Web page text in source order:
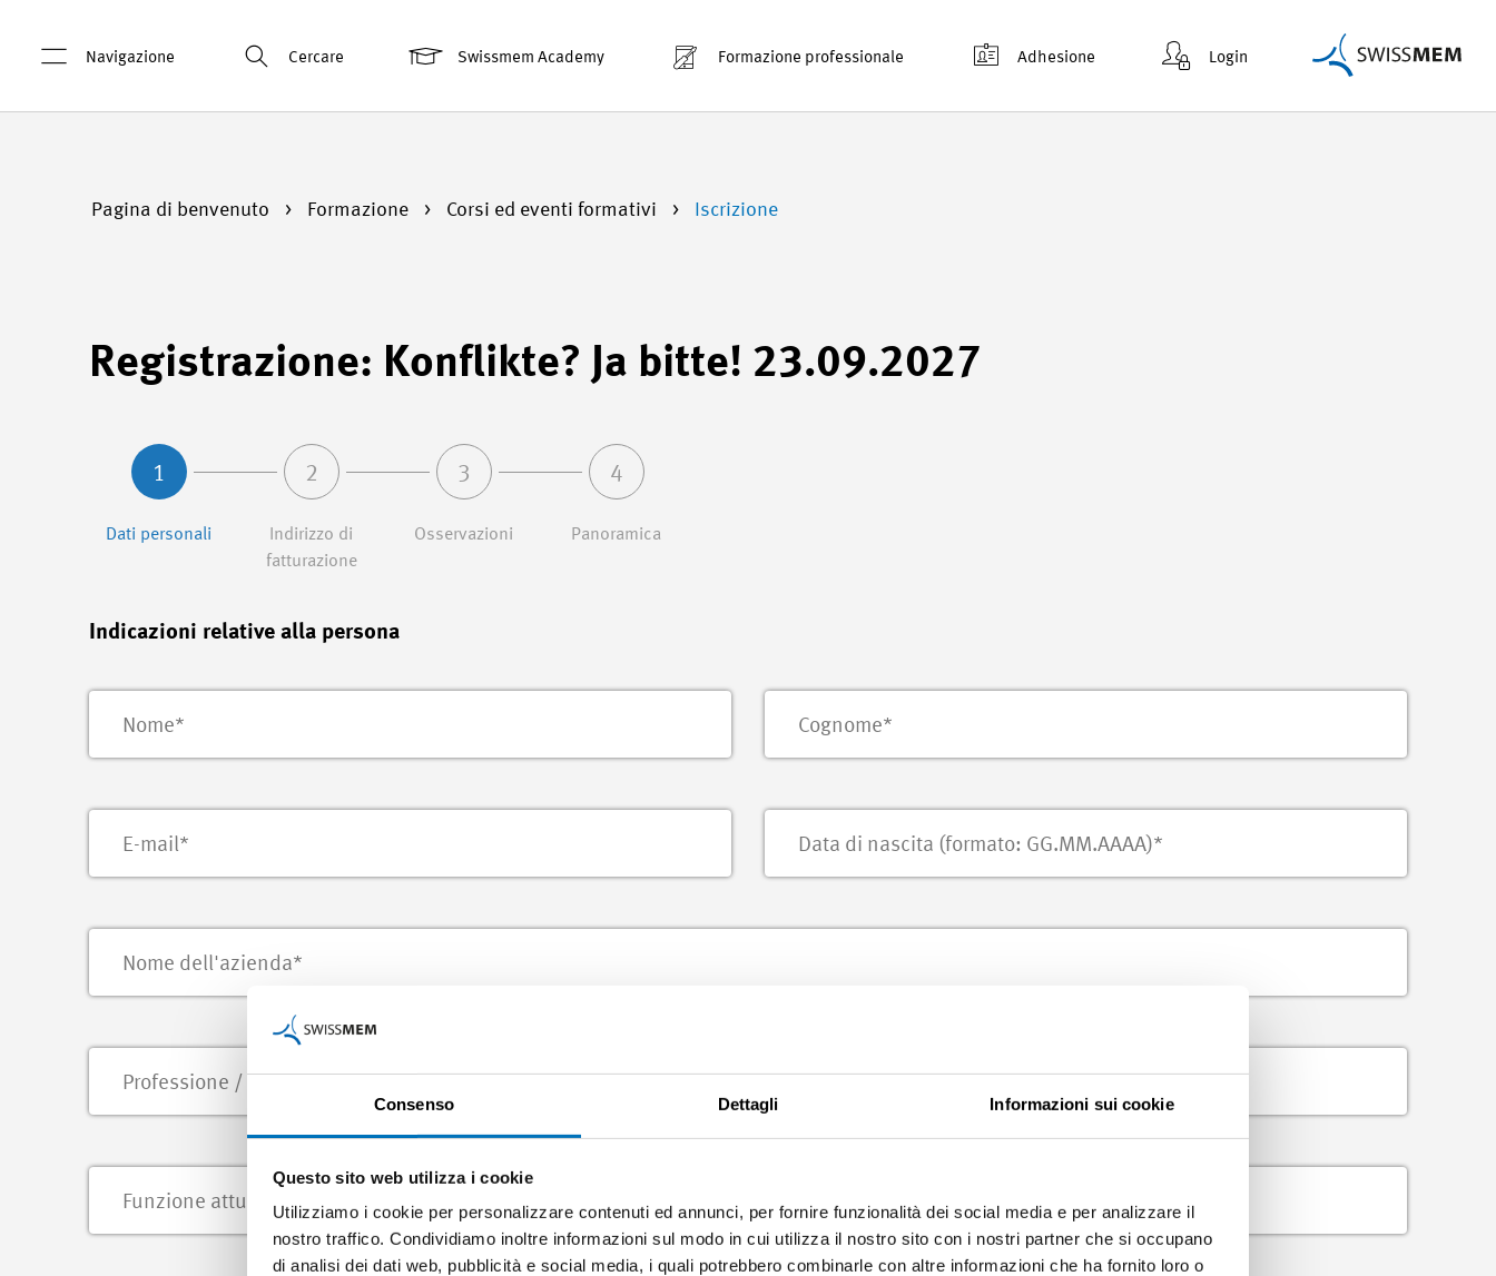
Consenso Dettagli Informazioni sui cookie
Questo sito web utilizza i cookie
Utilizziamo i cookie per personalizzare contenuti ed annunci, per fornire funzionalità dei social media e per analizzare il
nostro traffico. Condividiamo inoltre informazioni sul modo in cui utilizza il nostro sito con i nostri partner che si occupano
di analisi dei dati web, pubblicità e social media, i quali potrebbero combinarle con altre informazioni che ha fornito loro o
Navigazione Cercare Swissmem Academy Formazione professionale Adhesione Login
Pagina di benvenuto Formazione Corsi ed eventi formativi Iscrizione
Registrazione: Konflikte? Ja bitte! 23.09.2027
1
Dati personali
2
Indirizzo di
fatturazione
3
Osservazioni
4
Panoramica
Indicazioni relative alla persona